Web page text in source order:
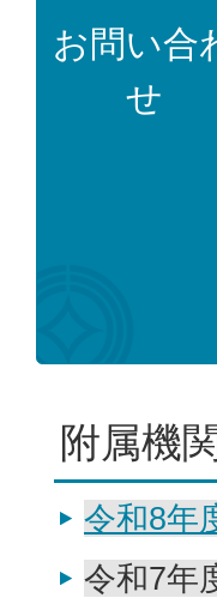
お問い合
せ
附属機
令和8年
令和7年